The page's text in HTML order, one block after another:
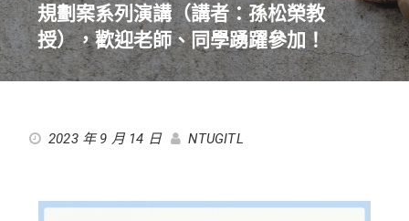
規劃案系列演講（講者：孫松榮教
授），歡迎老師、同學踴躍參加！
2023 年 9 月 14 日 NTUGITL